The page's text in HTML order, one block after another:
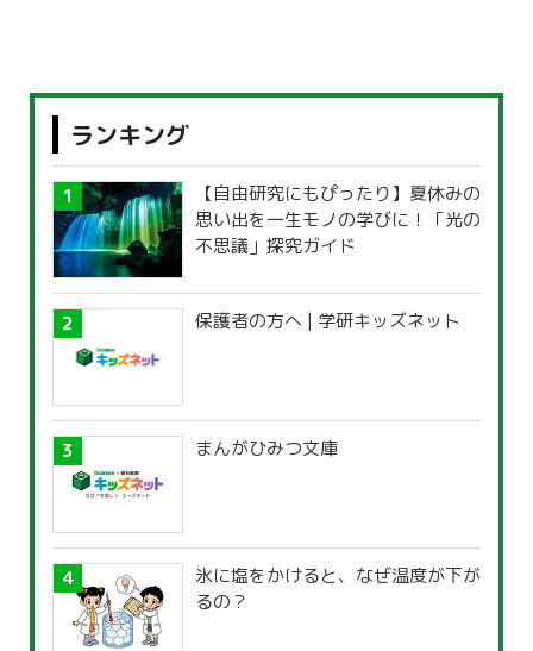
ランキング
【自由研究にもぴったり】夏休みの
思い出を一生モノの学びに！「光の
不思議」探究ガイド
保護者の方へ | 学研キッズネット
まんがひみつ文庫
氷に塩をかけると、なぜ温度が下が
るの？